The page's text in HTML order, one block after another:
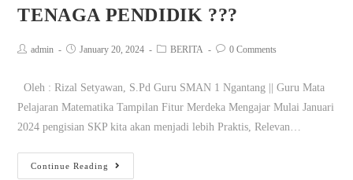
TENAGA PENDIDIK ???
admin January 20, 2024 BERITA 0 Comments
Oleh : Rizal Setyawan, S.Pd Guru SMAN 1 Ngantang || Guru Mata
Pelajaran Matematika Tampilan Fitur Merdeka Mengajar Mulai Januari
2024 pengisian SKP kita akan menjadi lebih Praktis, Relevan…
Continue Reading